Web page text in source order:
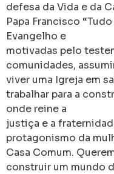
defesa da Vida e da
Papa Francisco
Evangelho e
motivadas pelo
comunidades,
viver uma Igreja em
trabalhar para a
onde reine a
justiça e a
protagonismo da
Casa Comum.
construir um mundo